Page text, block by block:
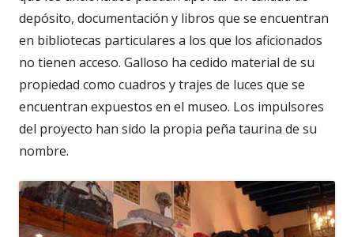
depósito, documentación y libros que se encuentran
en bibliotecas particulares a los que los aficionados
no tienen acceso. Galloso ha cedido material de su
propiedad como cuadros y trajes de luces que se
encuentran expuestos en el museo. Los impulsores
del proyecto han sido la propia peña taurina de su
nombre.